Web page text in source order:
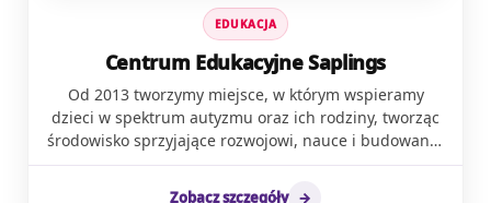
wiedzę ekspertów, z którymi współpracujemy.
Aktywizujemy rodziców do rozwoju. Publikujemy
wartościowe treści edukacyjne i motywacyjne.
Docieramy z przekazem do tysięcy rodzin. Uczymy
skutecznego samowspierania . Tworzymy wspierającą
społeczność. Wydajemy Magazyn Jesteśmy Ważni dla
rodziców OzN. Sprawiamy, że rodzinom OzN – żyje się
lepiej. Bardziej świadomie. Spokojniej. Łatwiej.
Edukujemy o wsparciu, możliwościach, wskazujemy
EDUKACJA
Centrum Edukacyjne Saplings
Od 2013 tworzymy miejsce, w którym wspieramy
dzieci w spektrum autyzmu oraz ich rodziny, tworząc
środowisko sprzyjające rozwojowi, nauce i budowaniu
skutecznej komunikacji. Naszą misją jest pomaganie
każdemu dziecku w osiąganiu jego pełnego
Zobacz szczegóły →